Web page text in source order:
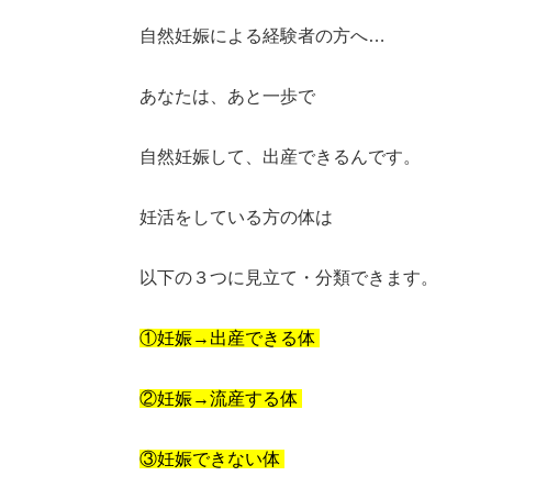
自然妊娠による経験者の方へ…
あなたは、あと一歩で
自然妊娠して、出産できるんです。
妊活をしている方の体は
以下の３つに見立て・分類できます。
①妊娠→出産できる体
②妊娠→流産する体
③妊娠できない体